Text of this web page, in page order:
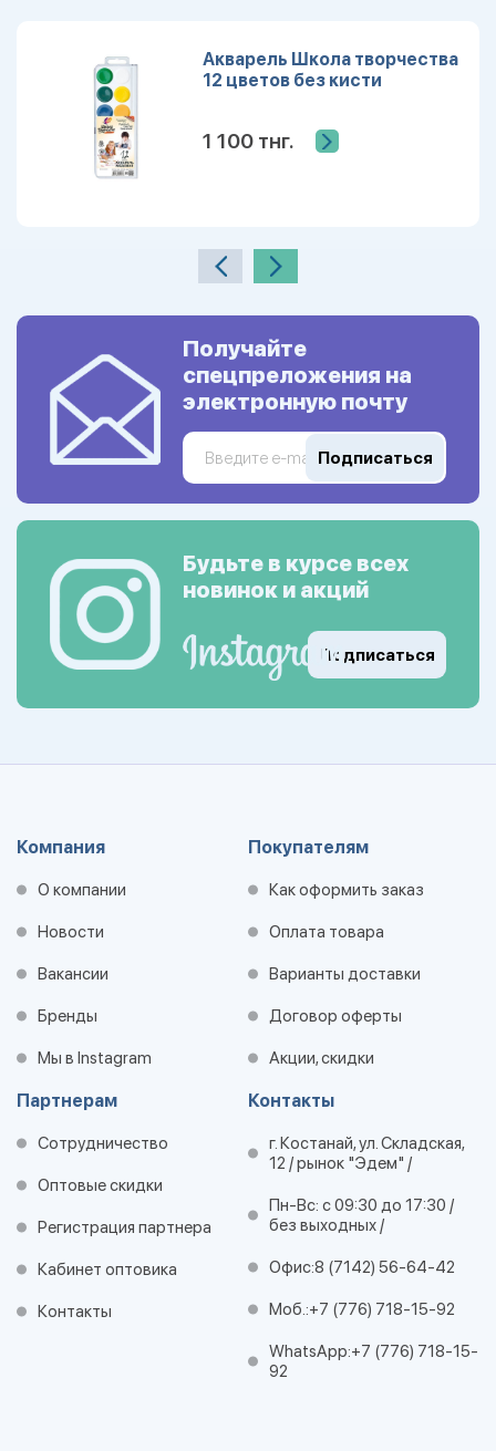
Акварель Школа творчества
12 цветов без кисти
1 100 тнг.
Получайте
спецпреложения на
электронную почту
Подписаться
Будьте в курсе всех
новинок и акций
Подписаться
Компания
О компании
Новости
Вакансии
Бренды
Мы в Instagram
Покупателям
Как оформить заказ
Оплата товара
Варианты доставки
Договор оферты
Акции, скидки
Партнерам
Сотрудничество
Оптовые скидки
Регистрация партнера
Кабинет оптовика
Контакты
Контакты
г. Костанай, ул. Складская,
12 / рынок "Эдем" /
Пн-Вс: с 09:30 до 17:30 /
без выходных /
Офис:8 (7142) 56-64-42
Моб.:+7 (776) 718-15-92
WhatsApp:+7 (776) 718-15-
92